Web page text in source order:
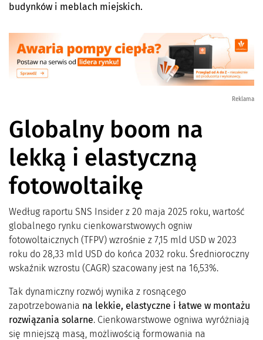
budynków i meblach miejskich.
Reklama
Globalny boom na
lekką i elastyczną
fotowoltaikę
Według raportu SNS Insider z 20 maja 2025 roku, wartość
globalnego rynku cienkowarstwowych ogniw
fotowoltaicznych (TFPV) wzrośnie z 7,15 mld USD w 2023
roku do 28,33 mld USD do końca 2032 roku. Średnioroczny
wskaźnik wzrostu (CAGR) szacowany jest na 16,53%.
Tak dynamiczny rozwój wynika z rosnącego
zapotrzebowania na lekkie, elastyczne i łatwe w montażu
rozwiązania solarne. Cienkowarstwowe ogniwa wyróżniają
się mniejszą masą, możliwością formowania na